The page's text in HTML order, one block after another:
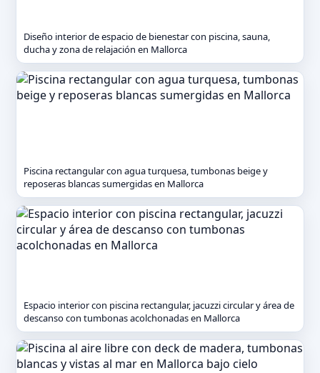
Diseño interior de espacio de bienestar con piscina, sauna,
ducha y zona de relajación en Mallorca
Piscina rectangular con agua turquesa, tumbonas beige y
reposeras blancas sumergidas en Mallorca
Espacio interior con piscina rectangular, jacuzzi circular y área de
descanso con tumbonas acolchonadas en Mallorca